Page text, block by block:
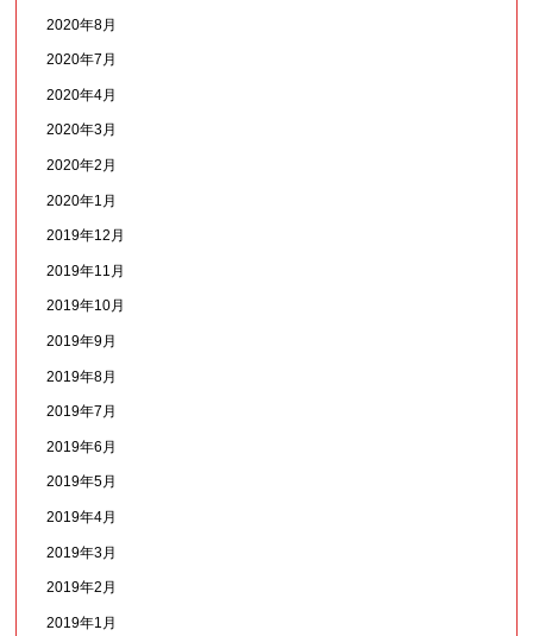
2020年8月
2020年7月
2020年4月
2020年3月
2020年2月
2020年1月
2019年12月
2019年11月
2019年10月
2019年9月
2019年8月
2019年7月
2019年6月
2019年5月
2019年4月
2019年3月
2019年2月
2019年1月